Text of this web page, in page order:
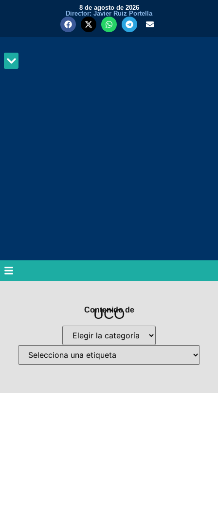
8 de agosto de 2026
Director: Javier Ruiz Portella
Contenido de
UCO